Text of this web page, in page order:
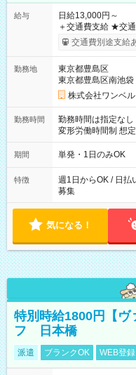
給与
日給13,000円～
＋交通費支給 ★交通費全額支給！ ┗案件により規定あり ★日払
いOK！（規定あり
ンビニATMから 日払い分
交通費別途支給
勤務地
東京都豊島区
東京都豊島区南池袋
株式会社ワンベ
勤務時間
勤務時間は指定なし
変形労働時間制 想定労働時間
～21：00
期間 単発・1日のみOK
特徴
週1日からOK / 日払
募集
気になる！
特別時給1800円【ヴ
フ 日本橋
派遣 ブランクOK WEB登